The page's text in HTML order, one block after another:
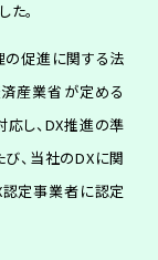
。
の促進に関する法
産業省が定める
応し、DX推進の準
、当社のDXに関
認定事業者に認定